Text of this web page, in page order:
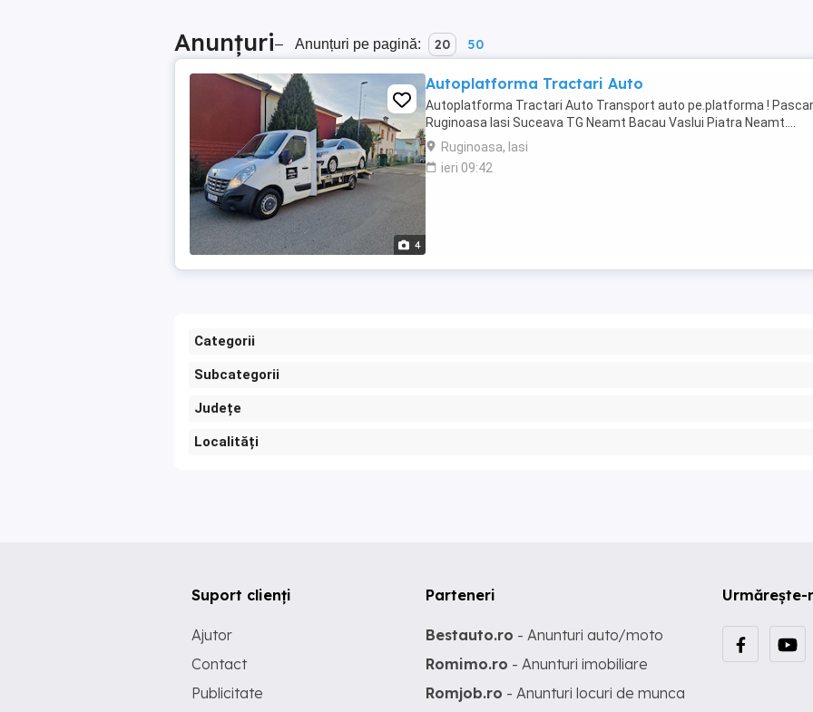
Anunțuri– Anunțuri pe pagină: 20 50
4
Autoplatforma Tractari Auto
Autoplatforma Tractari Auto Transport auto pe.platforma !
Ruginoasa Iasi Suceava TG Neamt Bacau Vaslui Piatra Neamt....
Ruginoasa, Iasi
ieri 09:42
Categorii
Subcategorii
Județe
Localități
Urmărește-
Suport clienți
Ajutor
Contact
Publicitate
Parteneri
Bestauto.ro - Anunturi auto/moto
Romimo.ro - Anunturi imobiliare
Romjob.ro - Anunturi locuri de munca